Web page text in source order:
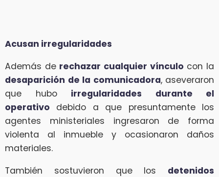
Acusan irregularidades
Además de rechazar cualquier vínculo con la
desaparición de la comunicadora, aseveraron
que hubo irregularidades durante el
operativo debido a que presuntamente los
agentes ministeriales ingresaron de forma
violenta al inmueble y ocasionaron daños
materiales.
También sostuvieron que los detenidos